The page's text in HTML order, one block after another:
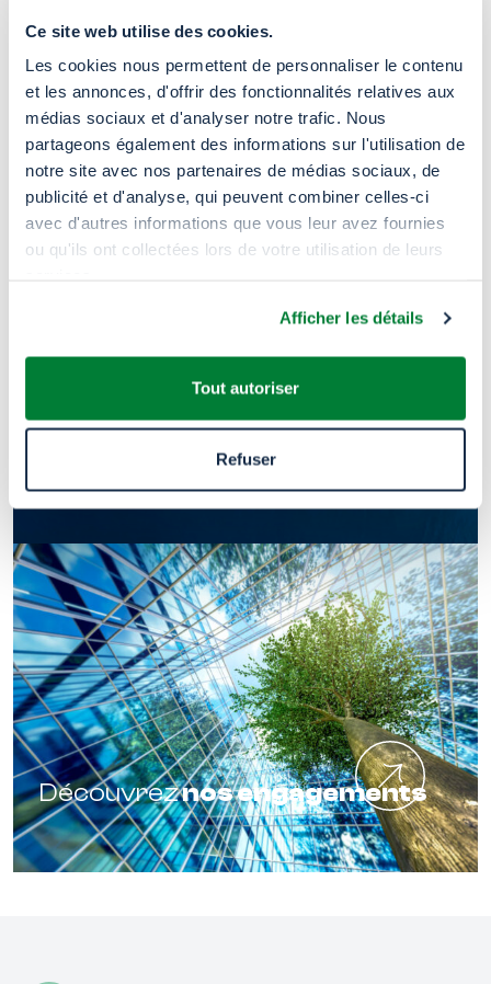
Ce site web utilise des cookies.
Les cookies nous permettent de personnaliser le contenu
et les annonces, d'offrir des fonctionnalités relatives aux
médias sociaux et d'analyser notre trafic. Nous
partageons également des informations sur l'utilisation de
notre site avec nos partenaires de médias sociaux, de
publicité et d'analyse, qui peuvent combiner celles-ci
avec d'autres informations que vous leur avez fournies
ou qu'ils ont collectées lors de votre utilisation de leurs
Afficher les détails
Tout autoriser
Refuser
dans le monde
Découvreznos engagements